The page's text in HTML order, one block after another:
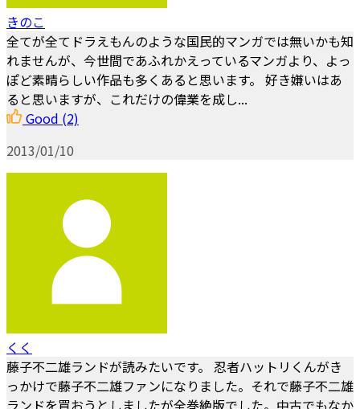
きのこ
全てが全てドラえもんのような国民的マンガでは無いかも知
れませんが、今世間であふれかえっているマンガより、よっ
ぽど素晴らしい作品も多くあると思います。 好き嫌いはあ
ると思いますが、これだけの偉業を成し...
Good (2)
2013/01/10
くく
藤子不二雄ランドが読みたいです。 忍者ハットリくんがき
っかけで藤子不二雄ファンになりました。それで藤子不二雄
ランドを買おうとしましたが全巻絶版でした。中古でもなか